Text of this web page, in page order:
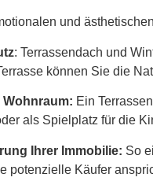
und
: Terrassendach und
können Sie die
Wohnraum: Ein
als Spielplatz für die
Ihrer Immobilie: So
potenzielle Käufer